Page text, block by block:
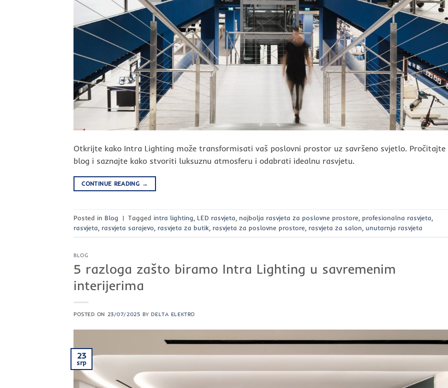
Otkrijte kako Intra Lighting može transformisati vaš poslovni prostor uz savršeno svjetlo. Pročitajte
blog i saznajte kako stvoriti luksuznu atmosferu i odabrati idealnu rasvjetu.
CONTINUE READING →
Posted in Blog | Tagged intra lighting, LED rasvjeta, najbolja rasvjeta za poslovne prostore, profesionalna rasvjeta,
rasvjeta, rasvjeta sarajevo, rasvjeta za butik, rasvjeta za poslovne prostore, rasvjeta za salon, unutarnja rasvjeta
BLOG
5 razloga zašto biramo Intra Lighting u savremenim
interijerima
POSTED ON 23/07/2025 BYDELTA ELEKTRO
23
srp